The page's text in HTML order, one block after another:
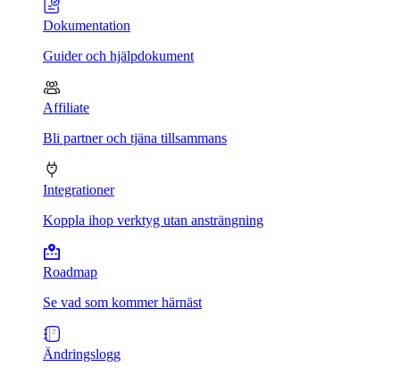
Dokumentation
Guider och hjälpdokument
Affiliate
Bli partner och tjäna tillsammans
Integrationer
Koppla ihop verktyg utan ansträngning
Roadmap
Se vad som kommer härnäst
Ändringslogg